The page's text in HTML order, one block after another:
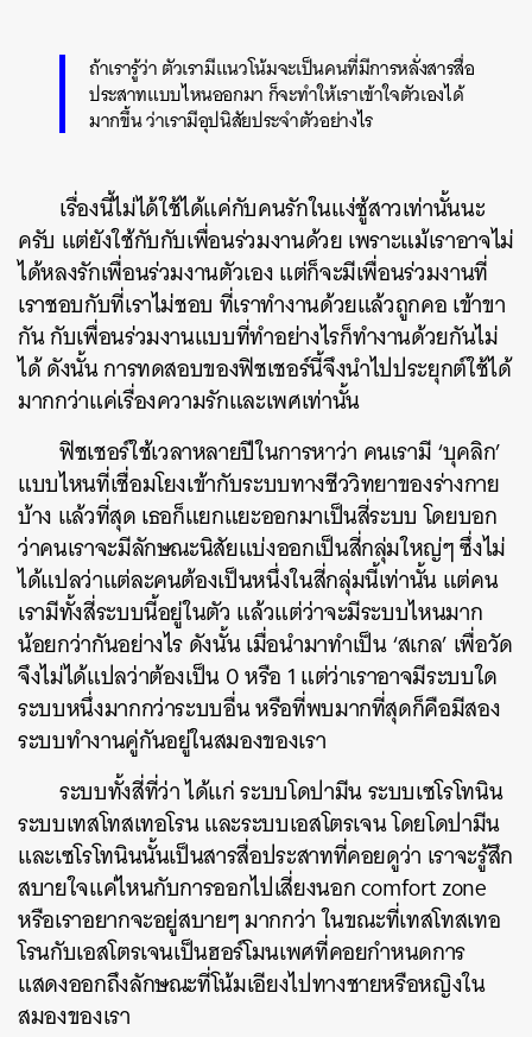
ถ้าเรารู้ว่า ตัวเรามีแนวโน้มจะเป็นคนที่มีการหลั่งสารสื่อ
ประสาทแบบไหนออกมา ก็จะทำให้เราเข้าใจตัวเองได้
มากขึ้น ว่าเรามีอุปนิสัยประจำตัวอย่างไร
เรื่องนี้ไม่ได้ใช้ได้แค่กับคนรักในแง่ชู้สาวเท่านั้นนะ
ครับ แต่ยังใช้กับกับเพื่อนร่วมงานด้วย เพราะแม้เราอาจไม่
ได้หลงรักเพื่อนร่วมงานตัวเอง แต่ก็จะมีเพื่อนร่วมงานที่
เราชอบกับที่เราไม่ชอบ ที่เราทำงานด้วยแล้วถูกคอ เข้าขา
กัน กับเพื่อนร่วมงานแบบที่ทำอย่างไรก็ทำงานด้วยกันไม่
ได้ ดังนั้น การทดสอบของฟิชเชอร์นี้จึงนำไปประยุกต์ใช้ได้
มากกว่าแค่เรื่องความรักและเพศเท่านั้น
ฟิชเชอร์ใช้เวลาหลายปีในการหาว่า คนเรามี ‘บุคลิก’
แบบไหนที่เชื่อมโยงเข้ากับระบบทางชีววิทยาของร่างกาย
บ้าง แล้วที่สุด เธอก็แยกแยะออกมาเป็นสี่ระบบ โดยบอก
ว่าคนเราจะมีลักษณะนิสัยแบ่งออกเป็นสี่กลุ่มใหญ่ๆ ซึ่งไม่
ได้แปลว่าแต่ละคนต้องเป็นหนึ่งในสี่กลุ่มนี้เท่านั้น แต่คน
เรามีทั้งสี่ระบบนี้อยู่ในตัว แล้วแต่ว่าจะมีระบบไหนมาก
น้อยกว่ากันอย่างไร ดังนั้น เมื่อนำมาทำเป็น ‘สเกล’ เพื่อวัด
จึงไม่ได้แปลว่าต้องเป็น 0 หรือ 1 แต่ว่าเราอาจมีระบบใด
ระบบหนึ่งมากกว่าระบบอื่น หรือที่พบมากที่สุดก็คือมีสอง
ระบบทำงานคู่กันอยู่ในสมองของเรา
ระบบทั้งสี่ที่ว่า ได้แก่ ระบบโดปามีน ระบบเซโรโทนิน
ระบบเทสโทสเทอโรน และระบบเอสโตรเจน โดยโดปามีน
และเซโรโทนินนั้นเป็นสารสื่อประสาทที่คอยดูว่า เราจะรู้สึก
สบายใจแค่ไหนกับการออกไปเสี่ยงนอก comfort zone
หรือเราอยากจะอยู่สบายๆ มากกว่า ในขณะที่เทสโทสเทอ
โรนกับเอสโตรเจนเป็นฮอร์โมนเพศที่คอยกำหนดการ
แสดงออกถึงลักษณะที่โน้มเอียงไปทางชายหรือหญิงใน
สมองของเรา